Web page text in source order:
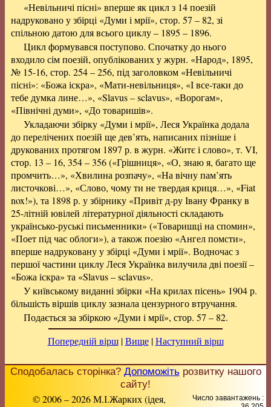
«Невільничі пісні» вперше як цикл з 14 поезій
надруковано у збірці «Думи і мрії», стор. 57 – 82, зі
спільною датою для всього циклу – 1895 – 1896.
Цикл формувався поступово. Спочатку до нього
входило сім поезій, опублікованих у журн. «Народ», 1895,
№ 15-16, стор. 254 – 256, під заголовком «Невільничі
пісні»: «Божа іскра», «Мати-невільниця», «І все-таки до
тебе думка лине…», «Slavus – sclavus», «Ворогам»,
«Північні думи», «До товаришів».
Укладаючи збірку «Думи і мрії», Леся Українка додала
до перелічених поезій ще дев’ять, написаних пізніше і
друкованих протягом 1897 р. в журн. «Житє і слово», т. VI,
стор. 13 – 16, 354 – 356 («Грішниця», «О, знаю я, багато ще
промчить…», «Хвилина розпачу», «На вічну пам’ять
листочкові…», «Слово, чому ти не твердая криця…», «Fiat
nox!»), та 1898 р. у збірнику «Привіт д-ру Івану Франку в
25-літній ювілей літературної діяльності складають
українсько-руські письменники» («Товаришці на спомин»,
«Поет під час облоги»), а також поезію «Ангел помсти»,
вперше надруковану у збірці «Думи і мрії». Водночас з
першої частини циклу Леся Українка вилучила дві поезії –
«Божа іскра» та «Slavus – sclavus».
У київському виданні збірки «На крилах пісень» 1904 р.
більшість віршів циклу зазнала цензурного втручання.
Подається за збіркою «Думи і мрії», стор. 57 – 82.
Попередній вірш|Вище|Наступний вірш
Сподобалась сторінка? Допоможітьрозвитку нашого
сайту!
© 2006 – 2026 М.І.Жарких (ідея,
Число завантажень :